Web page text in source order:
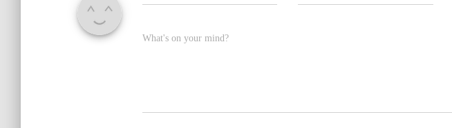
What's on your mind?